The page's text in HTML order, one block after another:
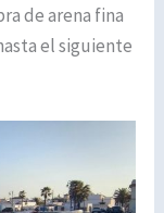
de arena fina
el siguiente